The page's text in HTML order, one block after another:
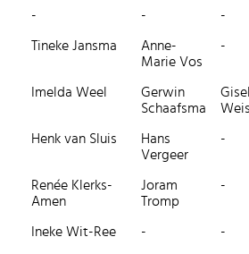
- - -
Tineke Jansma
Anne-
Marie Vos
-
Imelda Weel
Gerwin
Schaafsma
Henk van Sluis
Hans
Vergeer
-
Renée Klerks-
Amen
Joram
Tromp
-
Ineke Wit-Ree - -